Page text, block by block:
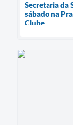
Secretaria da
sábado na
Clube